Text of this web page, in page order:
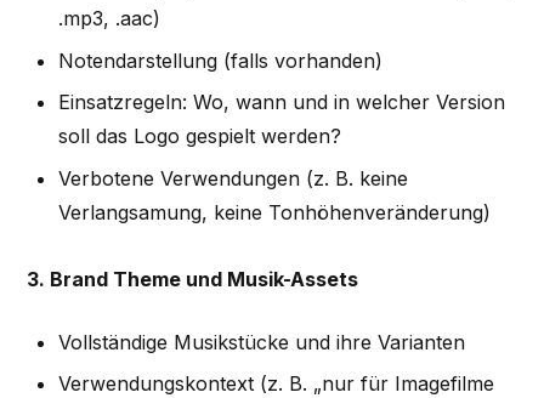
.mp3, .aac)
Notendarstellung (falls vorhanden)
Einsatzregeln: Wo, wann und in welcher Version
soll das Logo gespielt werden?
Verbotene Verwendungen (z. B. keine
Verlangsamung, keine Tonhöhenveränderung)
3. Brand Theme und Musik-Assets
Vollständige Musikstücke und ihre Varianten
Verwendungskontext (z. B. „nur für Imagefilme